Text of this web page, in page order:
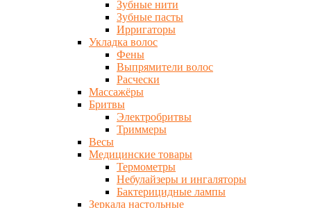
Зубные нити
Зубные пасты
Ирригаторы
Укладка волос
Фены
Выпрямители волос
Расчески
Массажёры
Бритвы
Электробритвы
Триммеры
Весы
Медицинские товары
Термометры
Небулайзеры и ингаляторы
Бактерицидные лампы
Зеркала настольные